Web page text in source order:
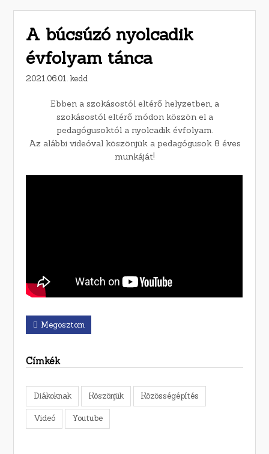
A búcsúzó nyolcadik
évfolyam tánca
2021.06.01. kedd
Ebben a szokásostól eltérő helyzetben, a
szokásostól eltérő módon köszön el a
pedagógusoktól a nyolcadik évfolyam.
Az alábbi videóval köszönjük a pedagógusok 8 éves
munkáját!
Megosztom
Címkék
Diákoknak Köszönjük Közösségépítés
Videó Youtube